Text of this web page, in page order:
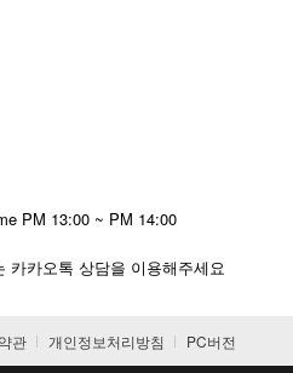
PM 13:00 ~ PM 14:00
카카오톡 상담을 이용해주세요
관 개인정보처리방침 PC버전